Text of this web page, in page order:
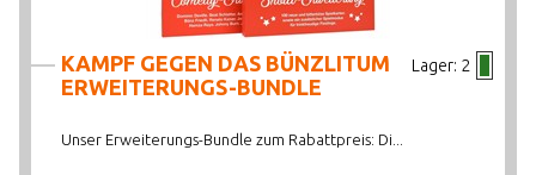
Lager: 2
KAMPF GEGEN DAS BÜNZLITUM
ERWEITERUNGS-BUNDLE
Unser Erweiterungs-Bundle zum Rabattpreis: Di...